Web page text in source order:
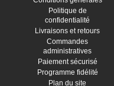
Politique de
confidentialité
Livraisons et retours
Commandes
administratives
Paiement sécurisé
Programme fidélité
Plan du site